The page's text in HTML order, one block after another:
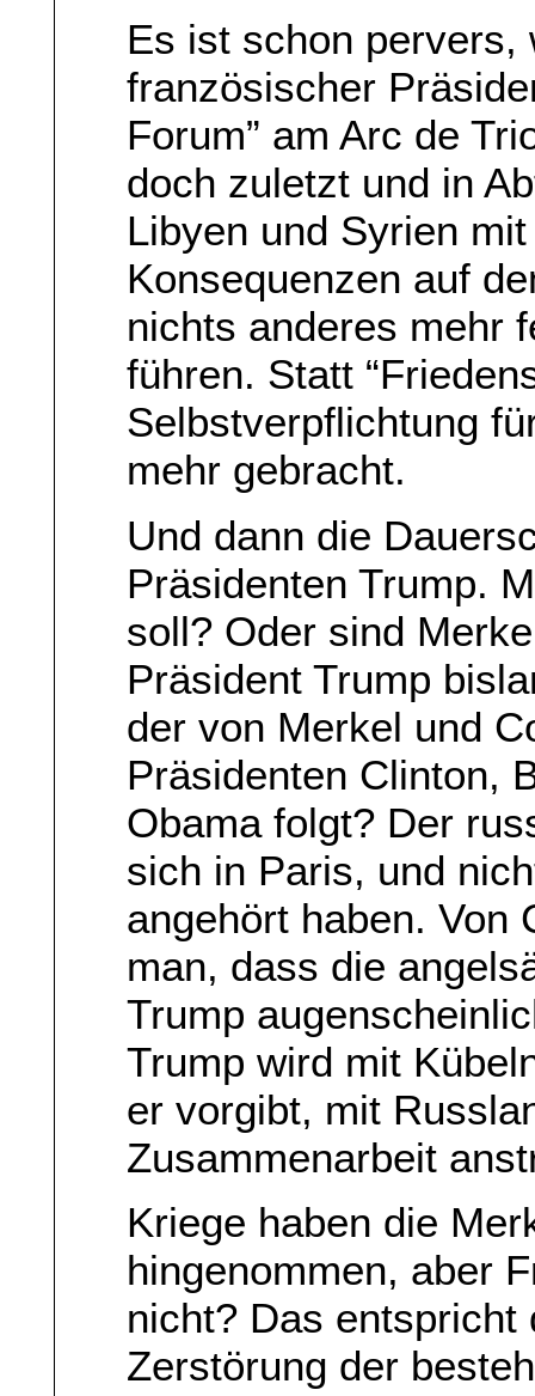
Es ist schon pervers,
französischer
Forum” am Arc de
doch zuletzt und in
Libyen und Syrien
Konsequenzen auf
nichts anderes mehr
führen. Statt
Selbstverpflichtung
mehr gebracht.
Und dann die
Präsidenten Trump.
soll? Oder sind
Präsident Trump
der von Merkel und
Präsidenten Clinton,
Obama folgt? Der
sich in Paris, und
angehört haben. Von
man, dass die
Trump
Trump wird mit
er vorgibt, mit
Zusammenarbeit
Kriege haben die
hingenommen, aber
nicht? Das entspricht
Zerstörung der